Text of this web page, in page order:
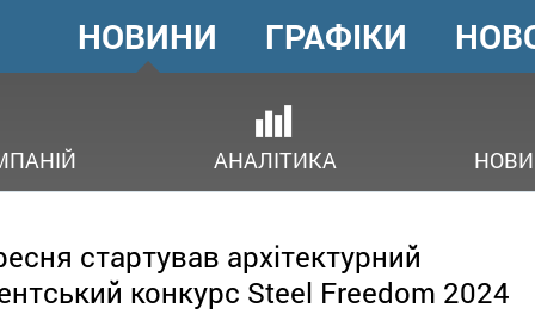
ГОЛОВНЕ
МЕНЮ
НОВИНИ
АНАЛІТИКА
ГРАФІКИ
стартував архітектурний
конкурс Steel Freedom 2024